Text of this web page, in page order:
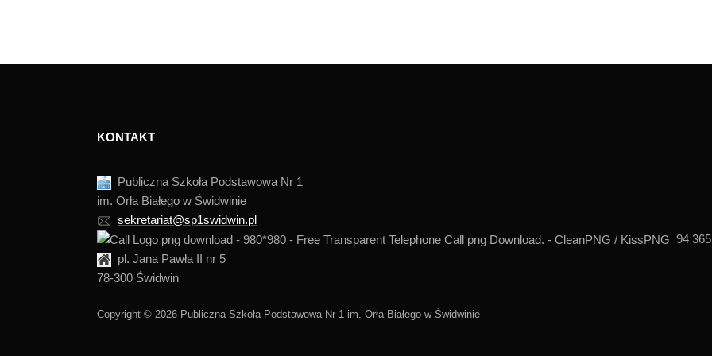
KONTAKT
Publiczna Szkoła Podstawowa Nr 1
im. Orła Białego w Świdwinie
sekretariat@sp1swidwin.pl
94
pl. Jana Pawła II nr 5
78-300 Świdwin
Copyright © 2026 Publiczna Szkoła Podstawowa Nr 1 im. Orła Białego w Świdwinie